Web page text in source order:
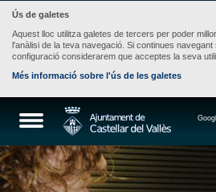
Ús de galetes
Aquest lloc utilitza galetes de tercers per poder
l'anàlisi de la teva navegació. Si continues
configuració considerarem que acceptes la seva
Més informació sobre l'ús de les galetes